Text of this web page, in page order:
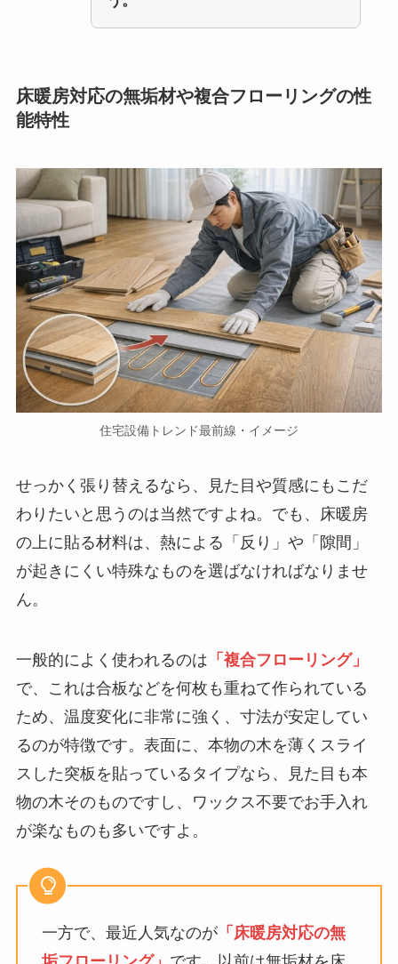
床暖房対応の無垢材や複合フローリングの性
能特性
住宅設備トレンド最前線・イメージ
せっかく張り替えるなら、見た目や質感にもこだ
わりたいと思うのは当然ですよね。でも、床暖房
の上に貼る材料は、熱による「反り」や「隙間」
が起きにくい特殊なものを選ばなければなりませ
ん。
一般的によく使われるのは 「複合フローリング」
で、これは合板などを何枚も重ねて作られている
ため、温度変化に非常に強く、寸法が安定してい
るのが特徴です。表面に、本物の木を薄くスライ
スした突板を貼っているタイプなら、見た目も本
物の木そのものですし、ワックス不要でお手入れ
が楽なものも多いですよ。
一方で、最近人気なのが「床暖房対応の無